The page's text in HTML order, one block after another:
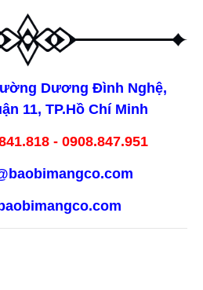
Dương Đình Nghệ,
11, TP.Hồ Chí Minh
- 0908.847.951